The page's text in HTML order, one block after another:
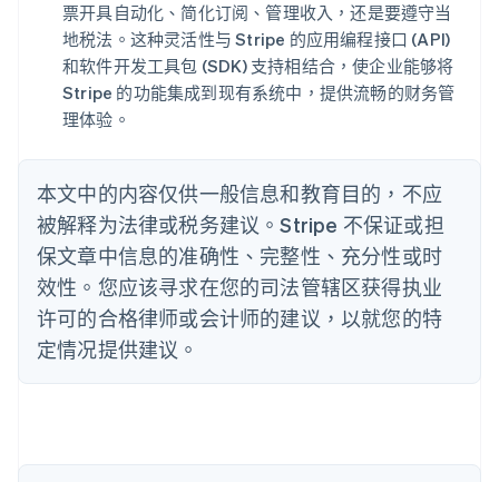
票开具自动化、简化订阅、管理收入，还是要遵守当
地税法。这种灵活性与 Stripe 的应用编程接口 (API)
和软件开发工具包 (SDK) 支持相结合，使企业能够将
Stripe 的功能集成到现有系统中，提供流畅的财务管
理体验。
本文中的内容仅供一般信息和教育目的，不应
被解释为法律或税务建议。Stripe 不保证或担
保文章中信息的准确性、完整性、充分性或时
效性。您应该寻求在您的司法管辖区获得执业
许可的合格律师或会计师的建议，以就您的特
定情况提供建议。
阿联酋
English
English
爱沙尼亚
English
奥地利
DeutschEnglish
澳大利亚
English
巴西
Português English
保加利亚
English